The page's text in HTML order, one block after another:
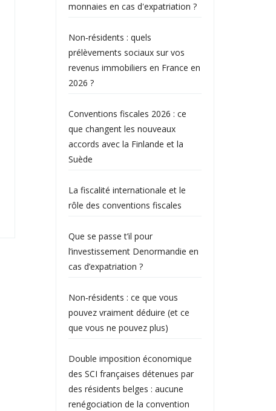
monnaies en cas d'expatriation ?
Non‑résidents : quels
prélèvements sociaux sur vos
revenus immobiliers en France en
2026 ?
Conventions fiscales 2026 : ce
que changent les nouveaux
accords avec la Finlande et la
Suède
La fiscalité internationale et le
rôle des conventions fiscales
Que se passe t’il pour
l’investissement Denormandie en
cas d’expatriation ?
Non‑résidents : ce que vous
pouvez vraiment déduire (et ce
que vous ne pouvez plus)
Double imposition économique
des SCI françaises détenues par
des résidents belges : aucune
renégociation de la convention